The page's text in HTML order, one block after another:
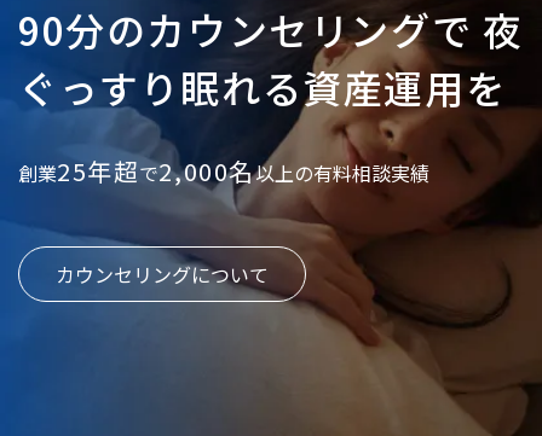
インデックス投資の特徴
よくあるご質問
お問い合わせ
90分のカウンセリングで 夜
ぐっすり眠れる資産運用を
創業25年超で2,000名以上の有料相談実績
カウンセリングについて